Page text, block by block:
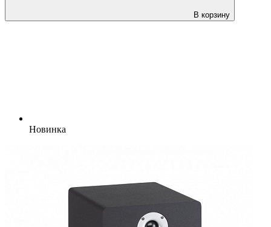
В корзину
Новинка